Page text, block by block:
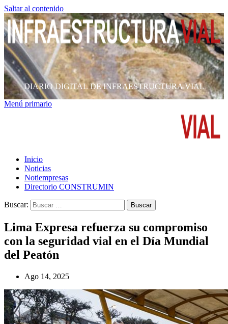
Saltar al contenido
DIARIO DIGITAL DE INFRAESTRUCTURA VIAL
Menú primario
Inicio
Noticias
Notiempresas
Directorio CONSTRUMIN
Buscar:
Lima Expresa refuerza su compromiso
con la seguridad vial en el Día Mundial
del Peatón
Ago 14, 2025